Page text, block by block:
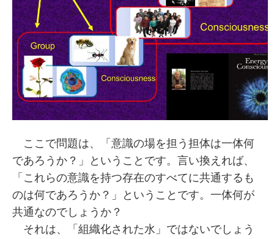
ここで問題は、「意識の場を担う担体は一体何
であろうか？」ということです。言い換えれば、
「これらの意識を持つ存在のすべてに共通するも
のは何であろうか？」ということです。一体何が
共通なのでしょうか？
それは、「組織化された水」ではないでしょう